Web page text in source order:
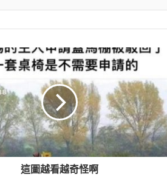
這圖越看越奇怪啊